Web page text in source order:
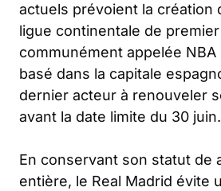
actuels prévoient la création
ligue continentale de
communément appelée NBA
basé dans la capitale
dernier acteur à renouveler
avant la date limite du 30 juin.
En conservant son statut de
entière, le Real Madrid évite